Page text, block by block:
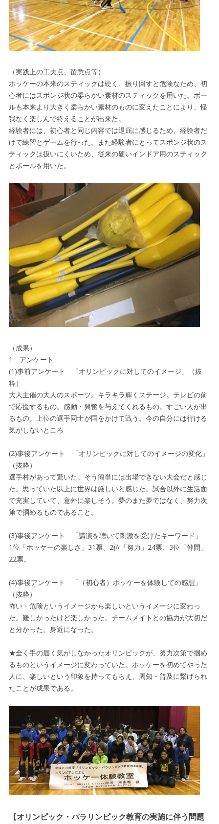
（実践上の工夫点、留意点等）
ホッケーの本来のスティックは硬く、振り回すと危険なため、初
心者にはスポンジ状の柔らかい素材のスティックを用いた。ボー
ルも本来より大きく柔らかい素材のものに変えたことにより、怪
我なく楽しんで終えることが出来た。
経験者には、初心者と同じ内容では退屈に感じるため、経験者だ
けで練習とゲームを行った。また経験者にとってスポンジ状のス
ティックは扱いにくいため、従来の硬いインドア用のスティック
とボールを用いた。
（成果）
1 アンケート
(1)事前アンケート 「オリンピックに対してのイメージ」（抜
粋）
大人主催の大人のスポーツ。キラキラ輝くステージ。テレビの前
で応援するもの。感動・興奮を与えてくれるもの。すごい人が出
るもの。上位の選手同士が国をかけて戦う。今の自分には行ける
気がしないところ
(2)事後アンケート 「オリンピックに対してのイメージの変化」
（抜粋）
選手村があって驚いた。そう簡単には出場できない大会だと感じ
た。思っていた以上に世界は厳しいと感じた。試合以外に生活面
で充実していて、意外に楽しそう。夢のまた夢ではなく、努力次
第で掴めるものであること。
(3)事後アンケート 「講演を聴いて刺激を受けたキーワード」
1位「ホッケーの楽しさ」31票、2位「努力」24票、3位「仲間」
22票。
(4)事後アンケート 「（初心者）ホッケーを体験しての感想」
（抜粋）
怖い・危険というイメージから楽しいというイメージに変わっ
た。難しかったけど楽しかった。チームメイトとの協力が大切だ
と分かった。身近になった。
★全く手の届く気がしなかったオリンピックが、努力次第で掴め
るものというイメージに変わっていた。ホッケーを初めてやった
人に、楽しいという印象を持ってもらえ、周知・普及に繋げられ
たことが成果である。
【オリンピック・パラリンピック教育の実施に伴う問題